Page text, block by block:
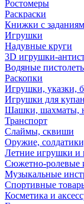
Ростомеры
Раскраски
Книжки с
Игрушки
Надувные круги
3D игрушки-
Водяные
Раскопки
Игрушки, указки,
Игрушки для
Шашки, шахматы,
Транспорт
Слаймы, сквиши
Оружие,
Летние игрушки и
Сюжетно-ролевые
Музыкальные
Спортивные
Косметика и